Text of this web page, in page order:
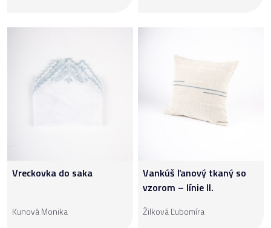
Vreckovka do saka
Kunová Monika
Vankúš ľanový tkaný so
vzorom – línie II.
Žilková Ľubomíra